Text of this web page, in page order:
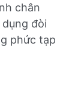
chân
đòi
phức tạp